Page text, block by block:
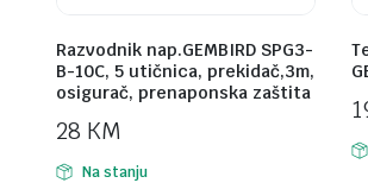
Razvodnik nap.GEMBIRD SPG3-
B-10C, 5 utičnica, prekidač,3m,
osigurač, prenaponska zaštita
28 KM
Na stanju